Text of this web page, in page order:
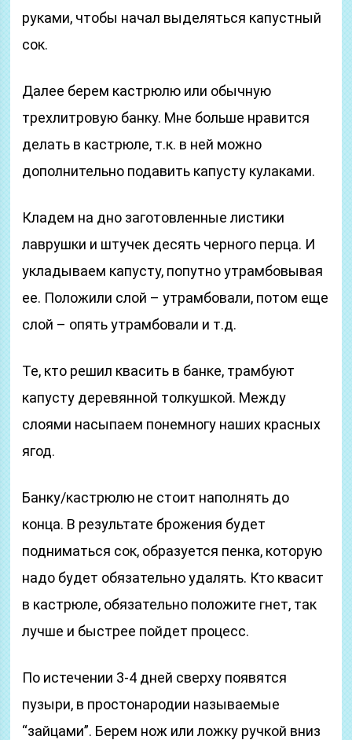
руками, чтобы начал выделяться капустный
сок.
Далее берем кастрюлю или обычную
трехлитровую банку. Мне больше нравится
делать в кастрюле, т.к. в ней можно
дополнительно подавить капусту кулаками.
Кладем на дно заготовленные листики
лаврушки и штучек десять черного перца. И
укладываем капусту, попутно утрамбовывая
ее. Положили слой – утрамбовали, потом еще
слой – опять утрамбовали и т.д.
Те, кто решил квасить в банке, трамбуют
капусту деревянной толкушкой. Между
слоями насыпаем понемногу наших красных
ягод.
Банку/кастрюлю не стоит наполнять до
конца. В результате брожения будет
подниматься сок, образуется пенка, которую
надо будет обязательно удалять. Кто квасит
в кастрюле, обязательно положите гнет, так
лучше и быстрее пойдет процесс.
По истечении 3-4 дней сверху появятся
пузыри, в простонародии называемые
“зайцами”. Берем нож или ложку ручкой вниз